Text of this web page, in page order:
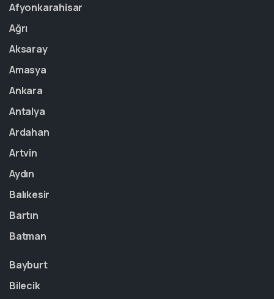
Afyonkarahisar
Ağrı
Aksaray
Amasya
Ankara
Antalya
Ardahan
Artvin
Aydın
Balıkesir
Bartın
Batman
Bayburt
Bilecik